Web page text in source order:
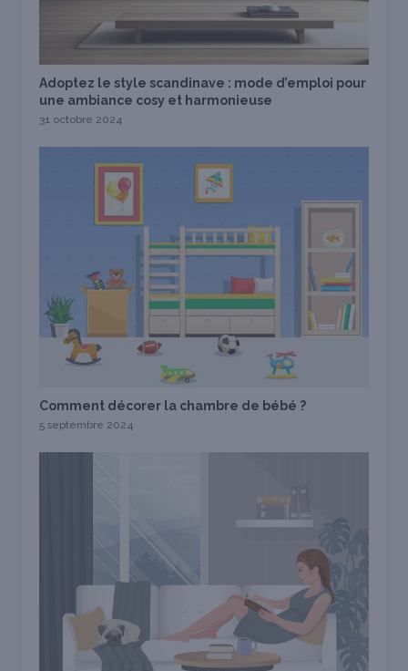
Adoptez le style scandinave : mode d’emploi pour
une ambiance cosy et harmonieuse
31 octobre 2024
Comment décorer la chambre de bébé ?
5 septembre 2024